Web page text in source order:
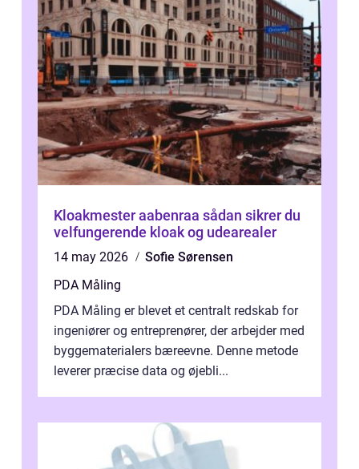
Kloakmester aabenraa sådan sikrer du
velfungerende kloak og udearealer
14 may 2026
Sofie Sørensen
PDA Måling
PDA Måling er blevet et centralt redskab for
ingeniører og entreprenører, der arbejder med
byggematerialers bæreevne. Denne metode
leverer præcise data og øjebli...